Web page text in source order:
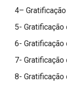
4–
5- Gratificação
6-
7- Gratificação
8- Gratificação